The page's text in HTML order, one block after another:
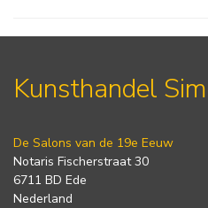
Kunsthandel
De Salons van de 19e Eeuw
Notaris Fischerstraat 30
6711 BD Ede
Nederland